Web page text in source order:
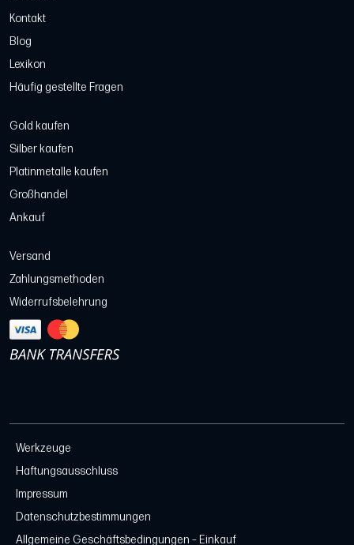
Kontakt
Blog
Lexikon
Häufig gestellte Fragen
Gold kaufen
Silber kaufen
Platinmetalle kaufen
Großhandel
Ankauf
Versand
Zahlungsmethoden
Widerrufsbelehrung
Werkzeuge
Haftungsausschluss
Impressum
Datenschutzbestimmungen
Allgemeine Geschäftsbedingungen – Einkauf